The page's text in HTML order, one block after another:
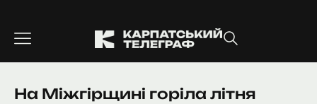
вмісту
На Міжгірщині горіла літня